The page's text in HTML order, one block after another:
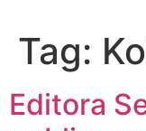
Tag:
Editora